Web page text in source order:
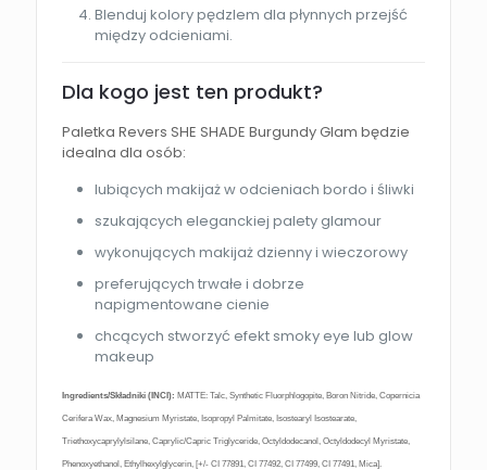
Blenduj kolory pędzlem dla płynnych przejść
między odcieniami.
Dla kogo jest ten produkt?
Paletka Revers SHE SHADE Burgundy Glam będzie
idealna dla osób:
lubiących makijaż w odcieniach bordo i śliwki
szukających eleganckiej palety glamour
wykonujących makijaż dzienny i wieczorowy
preferujących trwałe i dobrze
napigmentowane cienie
chcących stworzyć efekt smoky eye lub glow
makeup
Ingredients/Składniki (INCI):MATTE: Talc, Synthetic Fluorphlogopite, Boron Nitride, Copernicia
Cerifera Wax, Magnesium Myristate, Isopropyl Palmitate, Isostearyl Isostearate,
Triethoxycaprylylsilane, Caprylic/Capric Triglyceride, Octyldodecanol, Octyldodecyl Myristate,
Phenoxyethanol, Ethylhexylglycerin, [+/- CI 77891, CI 77492, CI 77499, CI 77491, Mica].